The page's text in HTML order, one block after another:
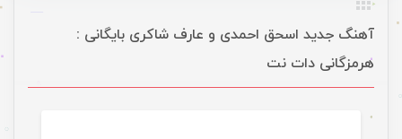
آهنگ جدید اسحق احمدی و عارف شاکری بایگانی :
هرمزگانی دات نت